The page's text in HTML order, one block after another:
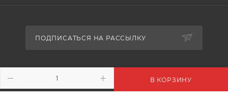
В КОРЗИНУ
ПОДПИСАТЬСЯ НА РАССЫЛКУ
+7 (916) 410-02-70
info@floralmile.ru